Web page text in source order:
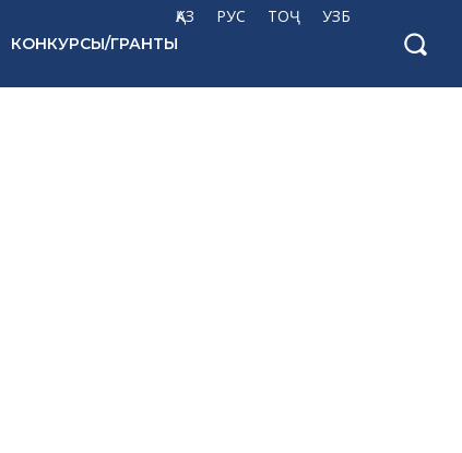
ҚАЗ РУС ТОҶ УЗБ
КОНКУРСЫ/ГРАНТЫ